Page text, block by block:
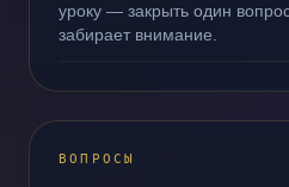
уроку — закрыть один
забирает внимание.
ВОПРОСЫ